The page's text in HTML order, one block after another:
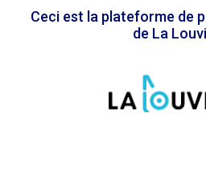
Ceci est la plateforme de
de La